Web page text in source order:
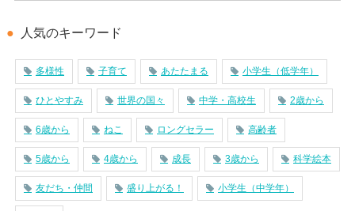
人気のキーワード
多様性 子育て あたたまる 小学生（低学年）
ひとやすみ 世界の国々 中学・高校生 2歳から
6歳から ねこ ロングセラー 高齢者
5歳から 4歳から 成長 3歳から 科学絵本
友だち・仲間 盛り上がる！ 小学生（中学年）